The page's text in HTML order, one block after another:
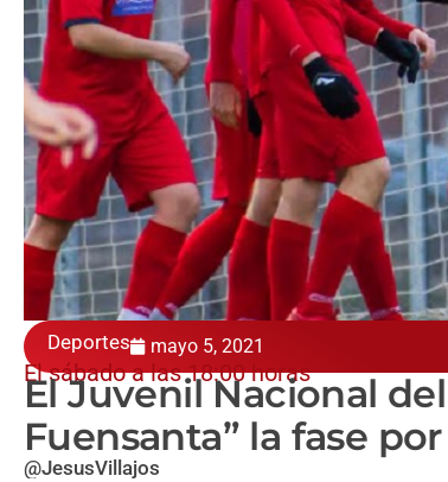
Deportes mayo 5, 2021
El sábado a las 18:00 horas
El Juvenil Nacional
Fuensanta” la fase
@JesusVillajos